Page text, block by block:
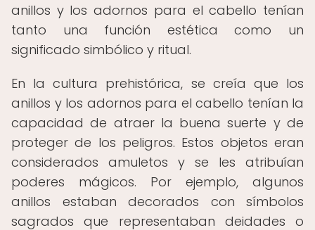
anillos y los adornos para el cabello tenían
tanto una función estética como un
significado simbólico y ritual.
En la cultura prehistórica, se creía que los
anillos y los adornos para el cabello tenían la
capacidad de atraer la buena suerte y de
proteger de los peligros. Estos objetos eran
considerados amuletos y se les atribuían
poderes mágicos. Por ejemplo, algunos
anillos estaban decorados con símbolos
sagrados que representaban deidades o